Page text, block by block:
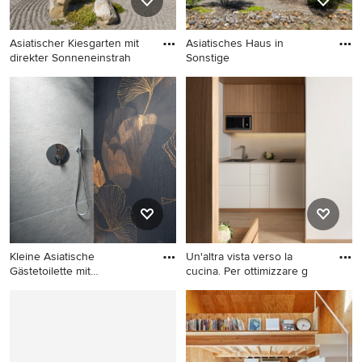
Asiatischer Kiesgarten mit
direkter Sonneneinstrah
Asiatischer Kiesgarten mit
direkter Sonneneinstrahlung
Asiatisches Haus in
Sonstige
Asiatisches Haus in Sonstige
Kleine Asiatische
Gästetoilette mit
Un'altra vista verso la
cucina. Per ottimizzare g
Offene, Einzeilige, Kleine
Asiatische Küche ohne Insel
mit Unterbauwaschbecken,
flächenbündigen